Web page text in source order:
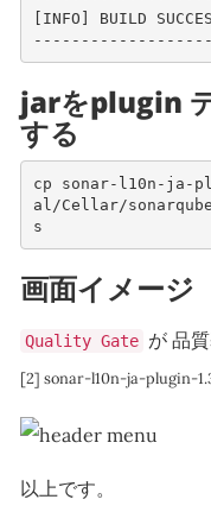
[INFO] BUILD
jarをplugin
する
cp sonar-l10n-ja-
al/Cellar/
s
画面イメージ
Quality Gate が 品
[2] sonar-l10n-ja-plugin-
以上です。